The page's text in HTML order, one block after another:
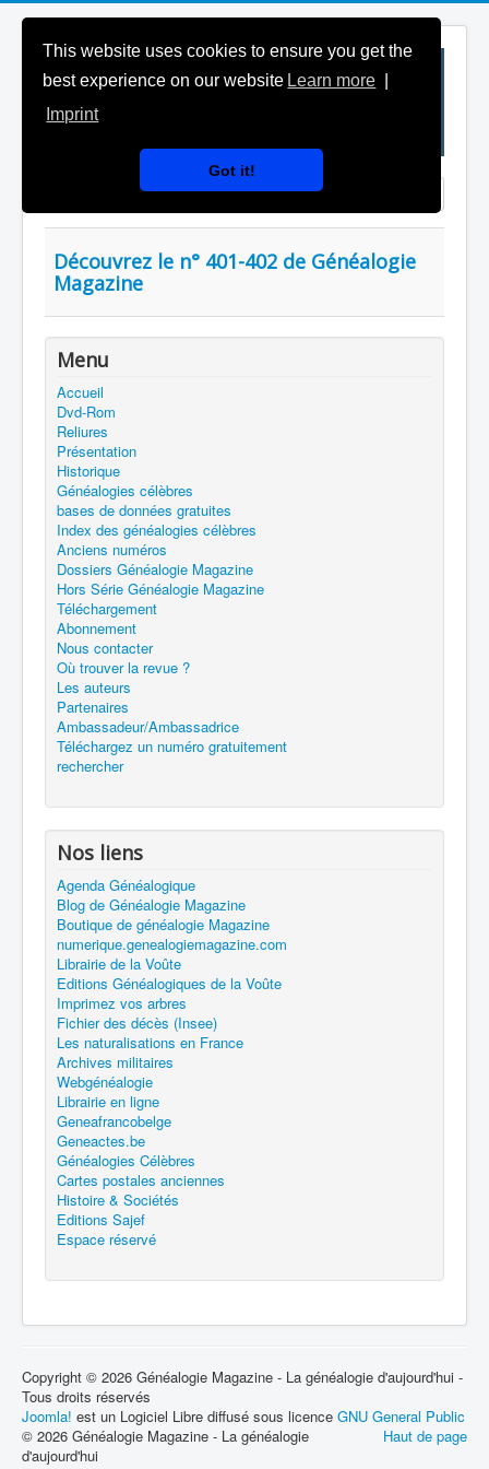
This website uses cookies to ensure you get the
best experience on our website Learn more
Imprint
Got it!
Saisir partie du titre Affichage #
Découvrez le n° 401-402 de Généalogie
Magazine
Menu
Accueil
Dvd-Rom
Reliures
Présentation
Historique
Généalogies célèbres
bases de données gratuites
Index des généalogies célèbres
Anciens numéros
Dossiers Généalogie Magazine
Hors Série Généalogie Magazine
Téléchargement
Abonnement
Nous contacter
Où trouver la revue ?
Les auteurs
Partenaires
Ambassadeur/Ambassadrice
Téléchargez un numéro gratuitement
rechercher
Nos liens
Agenda Généalogique
Blog de Généalogie Magazine
Boutique de généalogie Magazine
numerique.genealogiemagazine.com
Librairie de la Voûte
Editions Généalogiques de la Voûte
Imprimez vos arbres
Fichier des décès (Insee)
Les naturalisations en France
Archives militaires
Webgénéalogie
Librairie en ligne
Geneafrancobelge
Geneactes.be
Généalogies Célèbres
Cartes postales anciennes
Histoire & Sociétés
Editions Sajef
Espace réservé
Copyright © 2026 Généalogie Magazine - La généalogie d'aujourd'hui -
Tous droits réservés
Joomla! est un Logiciel Libre diffusé sous licence GNU General Public
Haut de page
© 2026 Généalogie Magazine - La généalogie
d'aujourd'hui